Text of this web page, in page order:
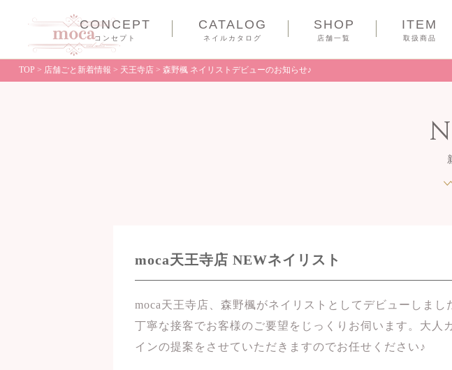
CONCEPT
コンセプト
CATALOG
ネイルカタログ
SHOP
店舗一覧
ITEM
取扱商品
TOP > 店舗ごと新着情報 > 天王寺店> 森野楓 ネイリストデビューのお知らせ♪
moca天王寺店 NEWネイリスト
moca天王寺店、森野楓がネイリストとしてデビューしま
丁寧な接客でお客様のご要望をじっくりお伺います。大
インの提案をさせていただきますのでお任せください♪